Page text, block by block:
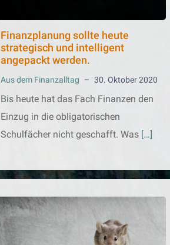
Finanzplanung sollte heute
strategisch und intelligent
angepackt werden.
Aus dem Finanzalltag – 30. Oktober 2020
Bis heute hat das Fach Finanzen den
Einzug in die obligatorischen
Schulfächer nicht geschafft. Was […]